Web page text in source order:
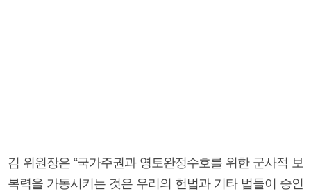
김 위원장은 “국가주권과 영토완정수호를 위한 군사적 보
복력을 가동시키는 것은 우리의 헌법과 기타 법들이 승인